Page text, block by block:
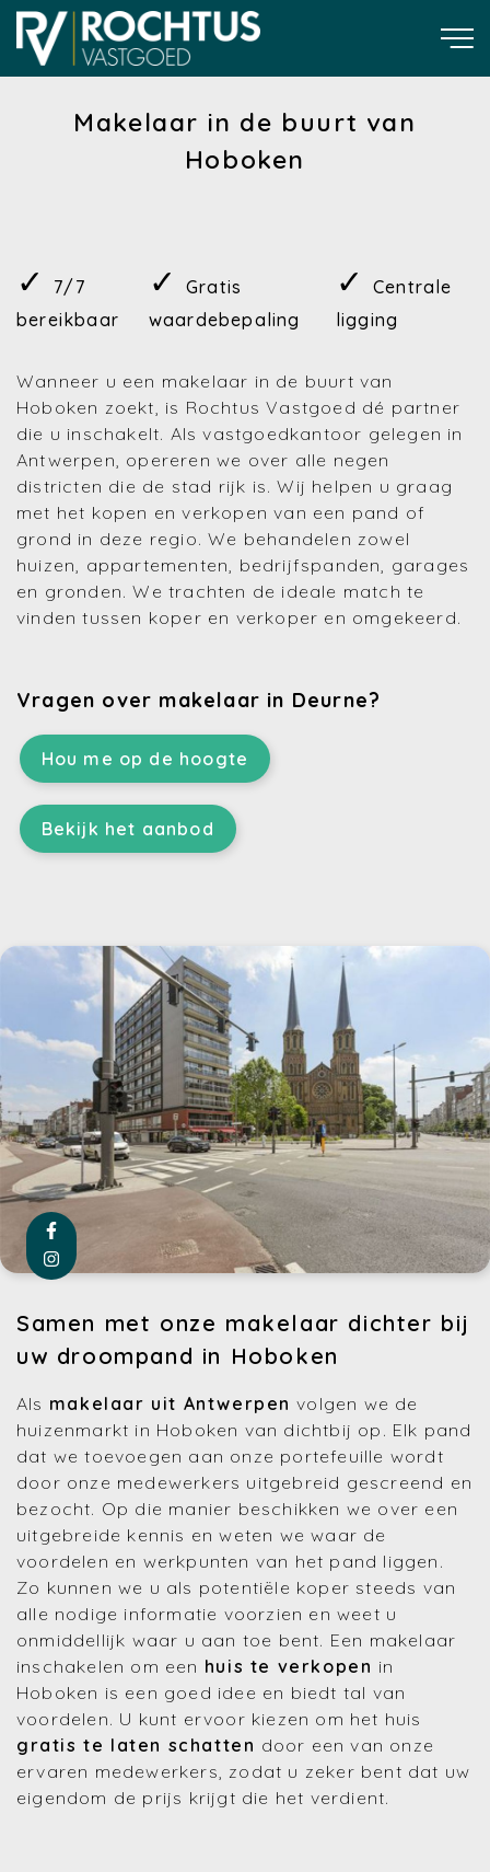
Makelaar in de buurt van
Hoboken
✓
7/7
bereikbaar
✓
Gratis
waardebepaling
✓
Centrale
ligging
Wanneer u een makelaar in de buurt van
Hoboken zoekt, is Rochtus Vastgoed dé partner
die u inschakelt. Als vastgoedkantoor gelegen in
Antwerpen, opereren we over alle negen
districten die de stad rijk is. Wij helpen u graag
met het kopen en verkopen van een pand of
grond in deze regio. We behandelen zowel
huizen, appartementen, bedrijfspanden, garages
en gronden. We trachten de ideale match te
vinden tussen koper en verkoper en omgekeerd.
Vragen over makelaar in Deurne?
Hou me op de hoogte
Bekijk het aanbod
Samen met onze makelaar dichter bij
uw droompand in Hoboken
Als makelaar uit Antwerpen volgen we de
huizenmarkt in Hoboken van dichtbij op. Elk pand
dat we toevoegen aan onze portefeuille wordt
door onze medewerkers uitgebreid gescreend en
bezocht. Op die manier beschikken we over een
uitgebreide kennis en weten we waar de
voordelen en werkpunten van het pand liggen.
Zo kunnen we u als potentiële koper steeds van
alle nodige informatie voorzien en weet u
onmiddellijk waar u aan toe bent. Een makelaar
inschakelen om een huis te verkopen in
Hoboken is een goed idee en biedt tal van
voordelen. U kunt ervoor kiezen om het huis
gratis te laten schatten door een van onze
ervaren medewerkers, zodat u zeker bent dat uw
eigendom de prijs krijgt die het verdient.